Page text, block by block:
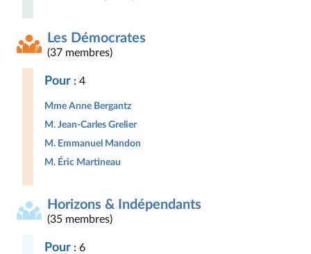
Les Démocrates
(37 membres)
Pour : 4
Mme Anne Bergantz
M. Jean-Carles Grelier
M. Emmanuel Mandon
M. Éric Martineau
Horizons & Indépendants
(35 membres)
Pour : 6